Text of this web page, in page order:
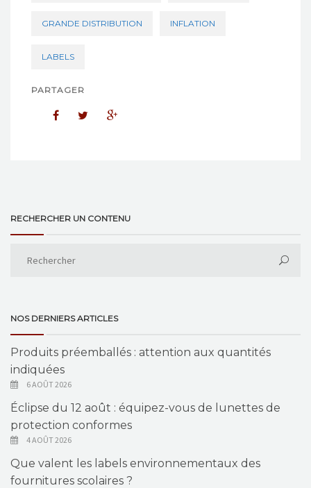
GRANDE DISTRIBUTION INFLATION
LABELS
PARTAGER
RECHERCHER UN CONTENU
NOS DERNIERS ARTICLES
Produits préemballés : attention aux quantités
indiquées
6 AOÛT 2026
Éclipse du 12 août : équipez-vous de lunettes de
protection conformes
4 AOÛT 2026
Que valent les labels environnementaux des
fournitures scolaires ?